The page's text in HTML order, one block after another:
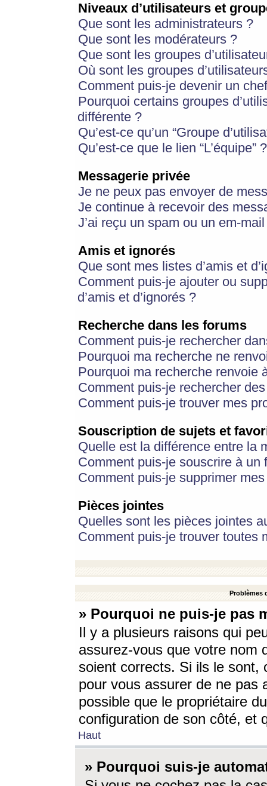
Niveaux d’utilisateurs et
Que sont les administrateurs ?
Que sont les modérateurs ?
Que sont les groupes
Où sont les groupes
Comment puis-je devenir un
Pourquoi certains groupes
différente ?
Qu’est-ce qu’un “Groupe
Qu’est-ce que le lien “L’équipe” ?
Messagerie privée
Je ne peux pas envoyer de
Je continue à recevoir des
J’ai reçu un spam ou un em-
Amis et ignorés
Que sont mes listes d’amis et
Comment puis-je ajouter ou
d’amis et d’ignorés ?
Recherche dans les forums
Comment puis-je rechercher
Pourquoi ma recherche ne
Pourquoi ma recherche renvoie
Comment puis-je rechercher
Comment puis-je trouver mes
Souscription de sujets et
Quelle est la différence entre la
Comment puis-je souscrire à
Comment puis-je supprimer
Pièces jointes
Quelles sont les pièces jointes
Comment puis-je trouver toutes
Problèmes
» Pourquoi ne puis-je pas
Il y a plusieurs raisons qui
assurez-vous que votre nom
soient corrects. Si ils le sont,
pour vous assurer de ne pas
possible que le propriétaire
configuration de son côté, et
Haut
» Pourquoi suis-je